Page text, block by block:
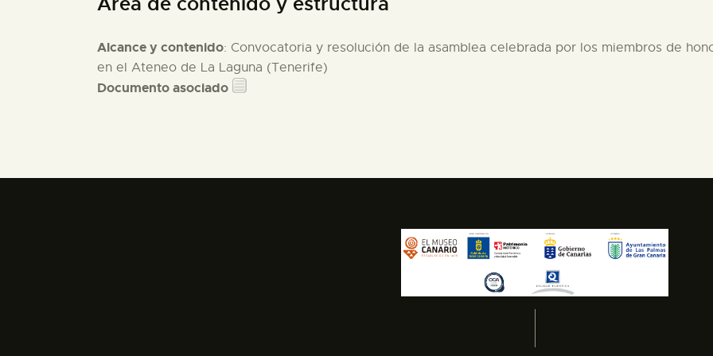
Alcance y contenido: Convocatoria y resolución de la asamblea celebrada por los miembros de
en el Ateneo de La Laguna (Tenerife)
Documento asociado